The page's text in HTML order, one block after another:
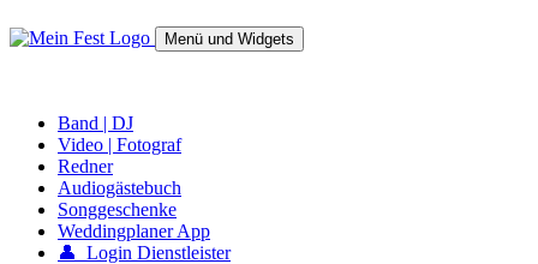
zum
Menü und Widgets
Band | DJ
Video | Fotograf
Redner
Audiogästebuch
Songgeschenke
Weddingplaner App
👤 Login Dienstleister